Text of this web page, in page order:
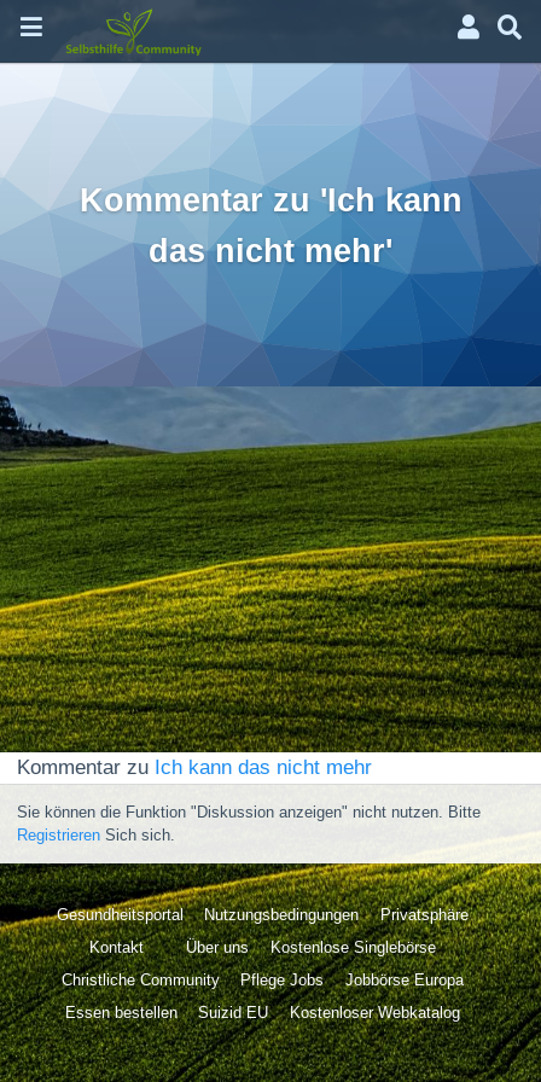
Kommentar zu 'Ich kann
das nicht mehr'
Kommentar zu Ich kann das nicht mehr
Sie können die Funktion "Diskussion anzeigen" nicht nutzen. Bitte
RegistrierenSich sich.
Gesundheitsportal Nutzungsbedingungen
Privatsphäre
Kontakt
Über uns
Kostenlose Singlebörse
Christliche Community
Pflege Jobs
Jobbörse Europa
Essen bestellen
Suizid EU Kostenloser Webkatalog